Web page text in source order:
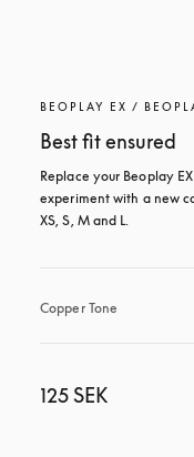
BEOPLAY EX /
Best fit ensured
Replace your Beoplay
experiment with a new
XS, S, M and L.
Copper Tone
125 SEK